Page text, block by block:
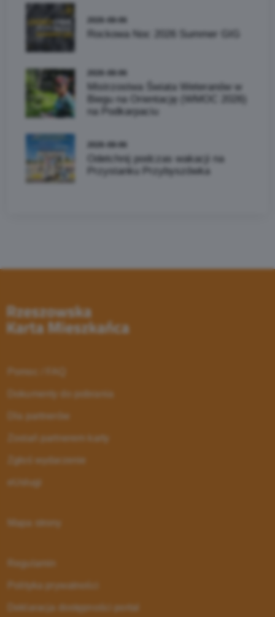
2026-08-06
Rockowa Noc 2026 Summer GIG
Mistrzostwa Świata Weteranów w
Biegu na Orientację (WMOC 2026)
na Podkarpaciu
2026-08-06
Odetchnij podczas wakacji na
Przystanku Przybyszówka
Pomoc / FAQ
Dokumenty do pobrania
Dla partnerów
Zostań partnerem karty
Zgłoś wydarzenie
eUsługi
Mapa strony
Regulamin
Polityka prywatności
Deklaracja dostępności portal